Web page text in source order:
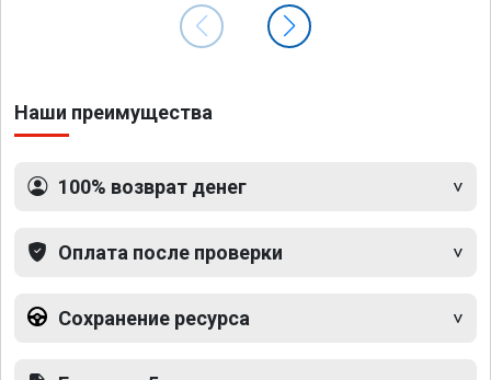
Наши преимущества
100% возврат денег
Оплата после проверки
Сохранение ресурса